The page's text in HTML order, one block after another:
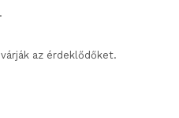
az érdeklődőket.